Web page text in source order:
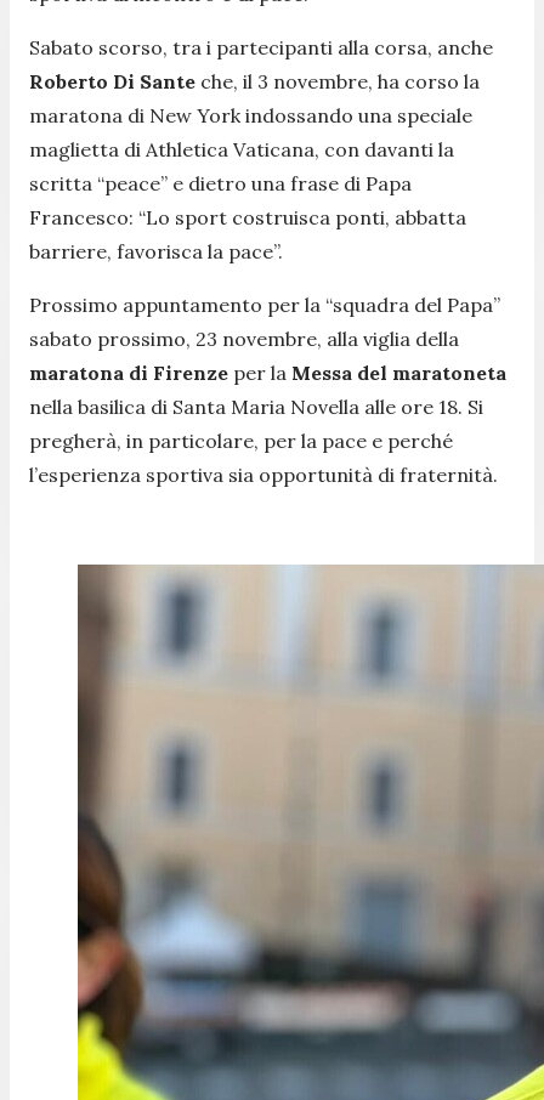
Sabato scorso, tra i partecipanti alla corsa, anche
Roberto Di Sante che, il 3 novembre, ha corso la
maratona di New York indossando una speciale
maglietta di Athletica Vaticana, con davanti la
scritta “peace” e dietro una frase di Papa
Francesco: “Lo sport costruisca ponti, abbatta
barriere, favorisca la pace”.
Prossimo appuntamento per la “squadra del Papa”
sabato prossimo, 23 novembre, alla viglia della
maratona di Firenze per la Messa del maratoneta
nella basilica di Santa Maria Novella alle ore 18. Si
pregherà, in particolare, per la pace e perché
l’esperienza sportiva sia opportunità di fraternità.